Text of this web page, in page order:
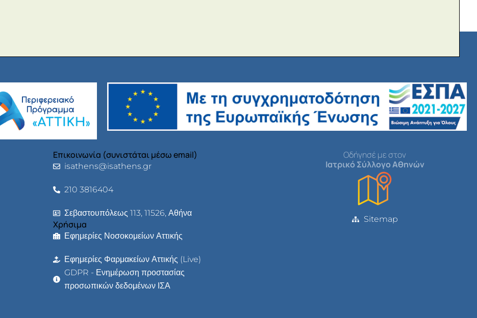
Επικοινωνία (συνιστάται μέσω email)
isathens@isathens.gr
210 3816404
Σεβαστουπόλεως 113, 11526, Αθήνα
Χρήσιμα
Εφημερίες Νοσοκομείων Αττικής
Εφημερίες Φαρμακείων Αττικής (Live)
GDPR - Ενημέρωση προστασίας
προσωπικών δεδομένων ΙΣΑ
Οδήγησέ με στον
Ιατρικό Σύλλογο Αθηνών
Sitemap